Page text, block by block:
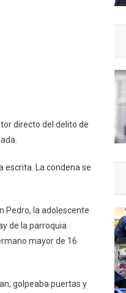
directo del delito de
escrita. La condena se
Pedro, la adolescente
de la parroquia
mayor de 16
golpeaba puertas y